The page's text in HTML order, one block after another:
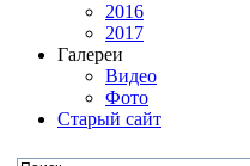
2016
2017
Галереи
Видео
Фото
Старый сайт